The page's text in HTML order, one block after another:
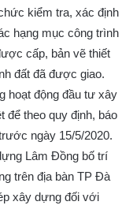
kiểm tra, xác định
hạng mục công trình
cấp, bản vẽ thiết
đất đã được giao.
hoạt động đầu tư xây
để theo quy định, báo
ngày 15/5/2020.
Lâm Đồng bố trí
trên địa bàn TP Đà
xây dựng đối với